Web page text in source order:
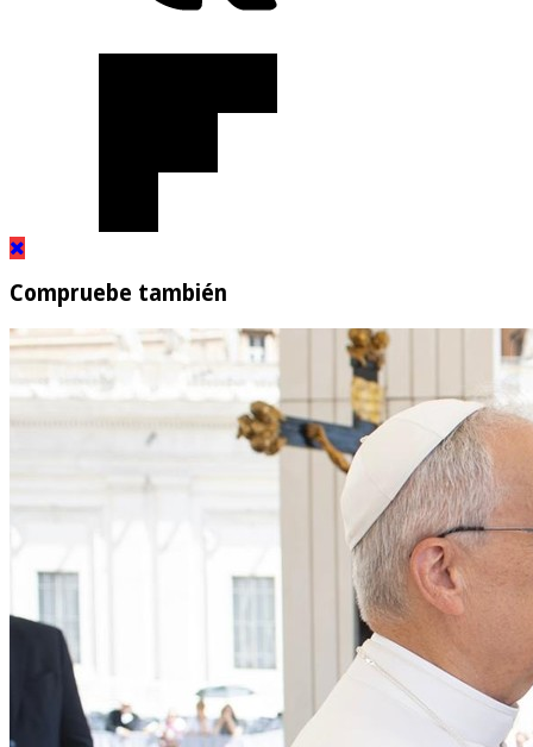
Compruebe también